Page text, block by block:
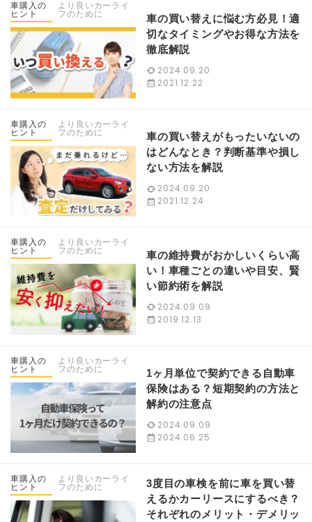
車購入の
ヒント
より良いカーライ
フのために
車の買い替えに悩む方必見！適
切なタイミングやお得な方法を
徹底解説
2024.09.20
2021.12.22
車購入の
ヒント
より良いカーライ
フのために
車の買い替えがもったいないの
はどんなとき？判断基準や損し
ない方法を解説
2024.09.20
2021.12.24
車購入の
ヒント
より良いカーライ
フのために
車の維持費がおかしいくらい高
い！車種ごとの違いや目安、賢
い節約術を解説
2024.09.09
2019.12.13
車購入の
ヒント
より良いカーライ
フのために
1ヶ月単位で契約できる自動車
保険はある？短期契約の方法と
解約の注意点
2024.09.09
2024.06.25
車購入の
ヒント
より良いカーライ
フのために
3度目の車検を前に車を買い替
えるかカーリースにするべき？
それぞれのメリット・デメリッ